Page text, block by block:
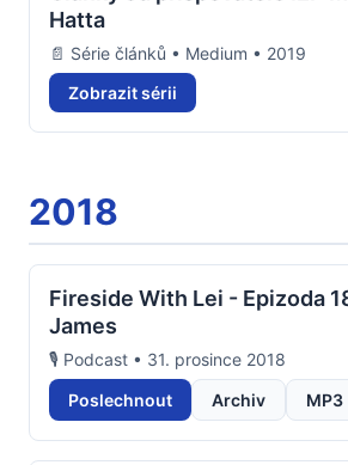
Hatta
📄 Série článků • Medium • 2019
Zobrazit sérii
2018
Fireside With Lei - Epizoda
James
🎙️ Podcast • 31. prosince 2018
Poslechnout
Archiv MP3